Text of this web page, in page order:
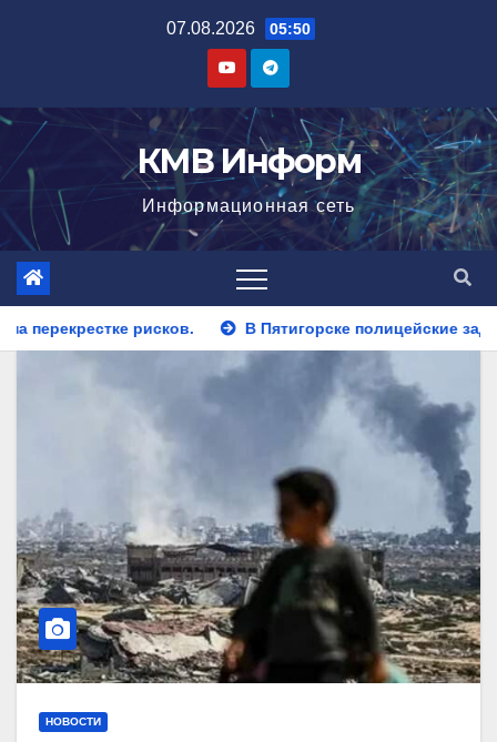
07.08.2026 05:50
КМВ Информ
Информационная сеть
В Пятигорске полицейские задержали закладчика,
НОВОСТИ